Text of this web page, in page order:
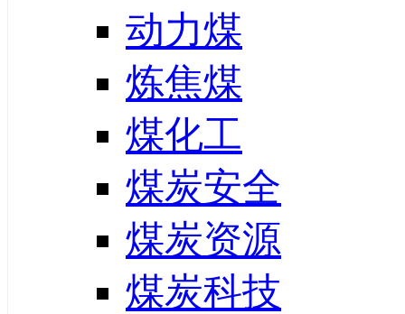
动力煤
炼焦煤
煤化工
煤炭安全
煤炭资源
煤炭科技